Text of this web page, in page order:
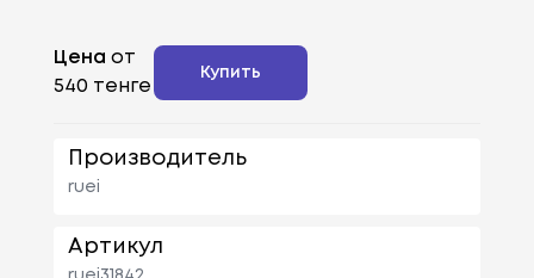
Цена от
540 тенге
Купить
Производитель
ruei
Артикул